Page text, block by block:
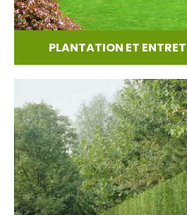
PLANTATION ET